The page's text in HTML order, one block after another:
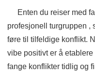
Enten du reiser med
profesjonell turgruppen ,
føre til tilfeldige konflikt.
vibe positivt er å
fange konflikter tidlig og